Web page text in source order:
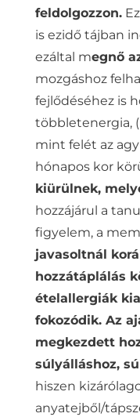
feldolgozzon.
is ezidő tájban
ezáltal megnő
mozgáshoz
fejlődéséhez is
többletenergia,
mint felét az
hónapos kor
kiürülnek,
hozzájárul a
figyelem, a
javasoltnál
hozzátáplálás
ételallergiák
fokozódik. Az
megkezdett
súlyálláshoz,
hiszen
anyatejből/